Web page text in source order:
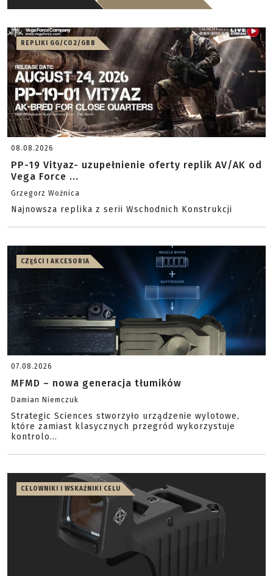
REPLIKI GG/CO2/GBB
08.08.2026
PP-19 Vityaz- uzupełnienie oferty replik AV/AK od
Vega Force ...
Grzegorz Woźnica
Najnowsza replika z serii Wschodnich Konstrukcji
CZĘŚCI I AKCESORIA
07.08.2026
MFMD – nowa generacja tłumików
Damian Niemczuk
Strategic Sciences stworzyło urządzenie wylotowe,
które zamiast klasycznych przegród wykorzystuje
kontrolo...
CELOWNIKI I WSKAŹNIKI CELU